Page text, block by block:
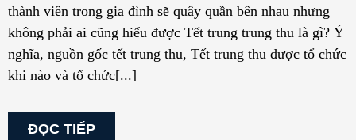
thành viên trong gia đình sẽ quây quần bên nhau nhưng
không phải ai cũng hiểu được Tết trung trung thu là gì? Ý
nghĩa, nguồn gốc tết trung thu, Tết trung thu được tổ chức
khi nào và tổ chức[...]
ĐỌC TIẾP